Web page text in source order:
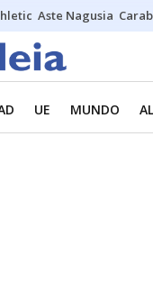
Aste Nagusia
UE MUNDO